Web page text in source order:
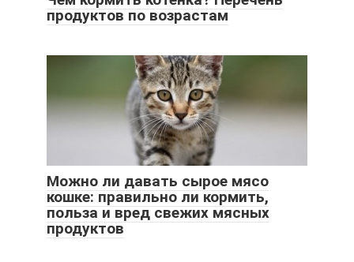
продуктов по возрастам
Можно ли давать сырое мясо
кошке: правильно ли кормить,
польза и вред свежих мясных
продуктов